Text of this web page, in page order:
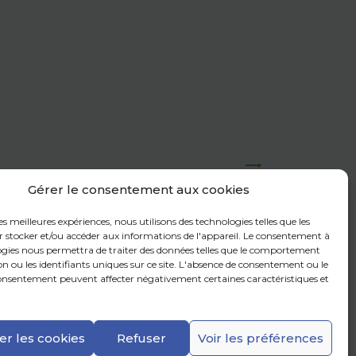
Gérer le consentement aux cookies
meilleures expériences, nous utilisons des technologies telles que les
stocker et/ou accéder aux informations de l'appareil. Le consentement à
nous permettra de traiter des données telles que le comportement
ou les identifiants uniques sur ce site. L'absence de consentement ou le
peuvent affecter négativement certaines caractéristiques et
les cookies Refuser Voir les préférences
l’envoi de la Newsletter. Pour en savoir plus sur la gestion de vos
vous à notre